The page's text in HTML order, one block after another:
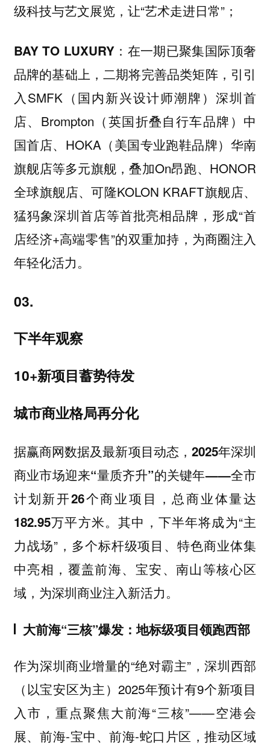
级科技与艺文展览，让“艺术走进日常”；
BAY TO LUXURY： 在一期已聚集国际顶奢
品牌的基础上，二期将完善品类矩阵，引引
入SMFK（国内新兴设计师潮牌）深圳首
店、Brompton（英国折叠自行车品牌）中
国首店、HOKA（美国专业跑鞋品牌）华南
旗舰店等多元旗舰，叠加On昂跑、HONOR
全球旗舰店、可隆KOLON KRAFT旗舰店、
猛犸象深圳首店等首批亮相品牌，形成“首
店经济+高端零售”的双重加持，为商圈注入
年轻化活力。
03.
下半年观察
10+新项目蓄势待发
城市商业格局再分化
据赢商网数据及最新项目动态， 2025年深圳
商业市场迎来“量质齐升”的关键年——全市
计划新开26个商业项目，总商业体量达
182.95万平方米。其中，下半年将成为“主
力战场”，多个标杆级项目、特色商业体集
中亮相，覆盖前海、宝安、南山等核心区
域，为深圳商业注入新活力。
大前海“三核”爆发：地标级项目领跑西部
作为深圳商业增量的“绝对霸主”，深圳西部
（以宝安区为主）2025年预计有9个新项目
入市，重点聚焦大前海“三核”——空港会
展、前海-宝中、前海-蛇口片区，推动区域